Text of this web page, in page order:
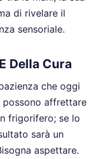
di rivelare il
sensoriale.
Della Cura
che oggi
possono affrettare
frigorifero; se lo
sarà un
aspettare.